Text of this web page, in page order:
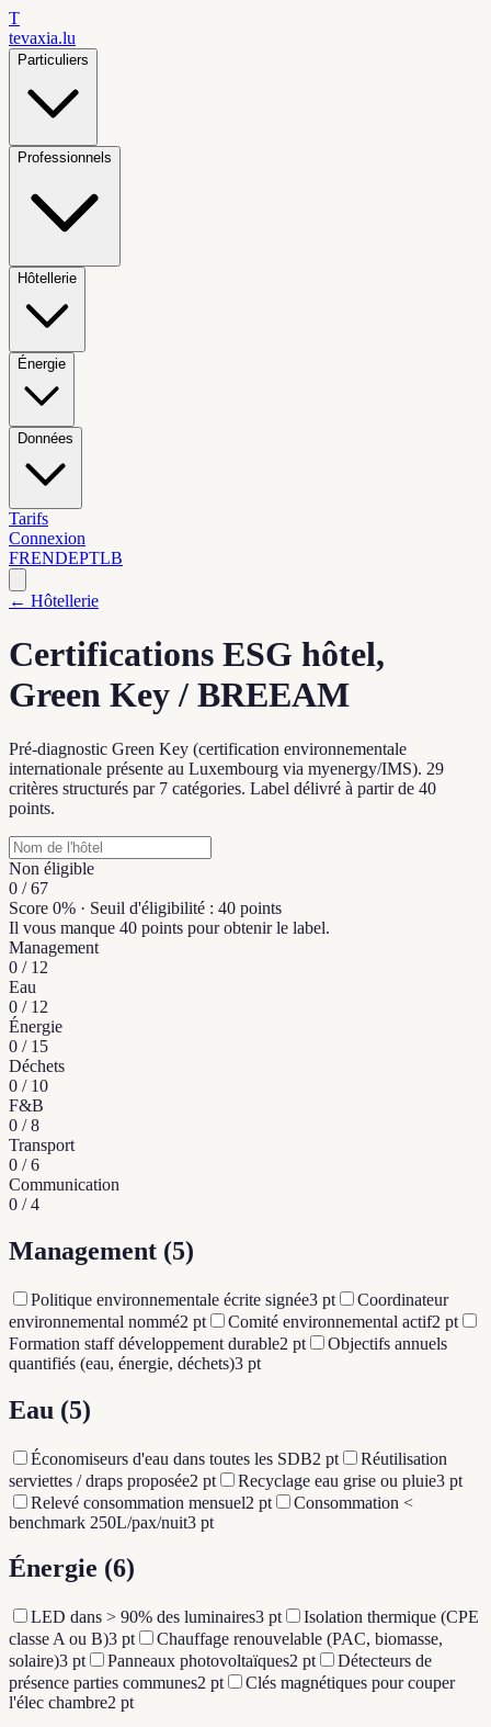
T
tevaxia.lu
Particuliers
Professionnels
Hôtellerie
Énergie
Données
Tarifs
Connexion
FRENDEPTLB
← Hôtellerie
Certifications ESG hôtel,
Green Key / BREEAM
Pré-diagnostic Green Key (certification environnementale
internationale présente au Luxembourg via myenergy/IMS). 29
critères structurés par 7 catégories. Label délivré à partir de 40
points.
Non éligible
0 /67
Score 0% · Seuil d'éligibilité : 40 points
Il vous manque 40 points pour obtenir le label.
Management
0 / 12
Eau
0 / 12
Énergie
0 / 15
Déchets
0 / 10
F&B
0 /8
Transport
0 /6
Communication
0 /4
Management (5)
Politique environnementale écrite signée3 pt
Coordinateur
environnemental nommé2 pt Comité environnemental actif2 pt
Formation staff développement durable2 pt
Objectifs annuels
quantifiés (eau, énergie, déchets)3 pt
Eau (5)
Économiseurs d'eau dans toutes les SDB2 pt
Réutilisation
serviettes / draps proposée2 pt Recyclage eau grise ou pluie3 pt
Relevé consommation mensuel2 pt
Consommation <
benchmark 250L/pax/nuit3 pt
Énergie (6)
LED dans > 90% des luminaires3 pt
Isolation thermique (CPE
classe A ou B)3 pt
Chauffage renouvelable (PAC, biomasse,
solaire)3 pt Panneaux photovoltaïques2 pt
Détecteurs de
présence parties communes2 pt
Clés magnétiques pour couper
l'élec chambre2 pt